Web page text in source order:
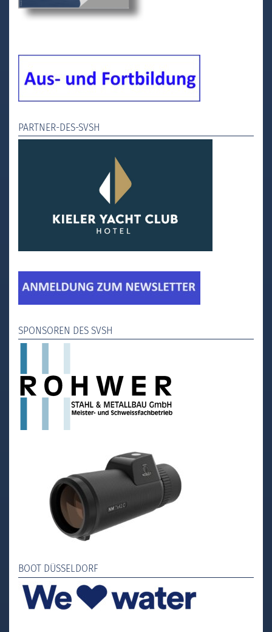
PARTNER-DES-SVSH
SPONSOREN DES SVSH
BOOT DÜSSELDORF